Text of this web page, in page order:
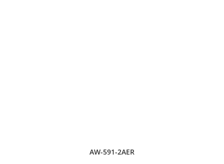
AW-591-2AER